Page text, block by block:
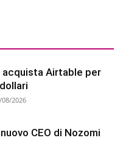
acquista Airtable per
08/2026
CEO di Nozomi